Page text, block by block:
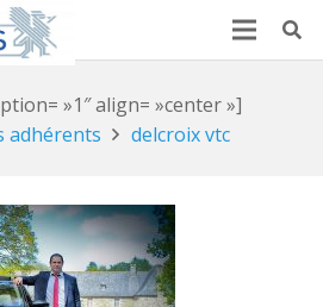
»1″ align= »center »]
adhérents delcroix vtc